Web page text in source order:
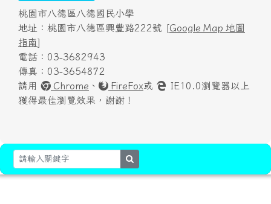
桃園市八德區八德國民小學
地址：桃園市八德區興豐路222號 [Google Map 地圖
指南]
電話：03-3682943
傳真：03-3654872
請用
Chrome 、 FireFox或
IE10.0瀏覽器以上
獲得最佳瀏覽效果，謝謝！